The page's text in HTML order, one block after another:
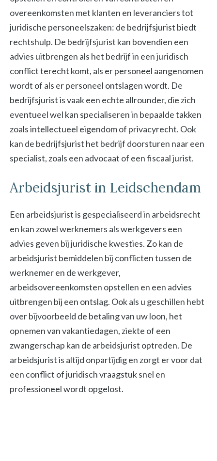
overeenkomsten met klanten en leveranciers tot
juridische personeelszaken: de bedrijfsjurist biedt
rechtshulp. De bedrijfsjurist kan bovendien een
advies uitbrengen als het bedrijf in een juridisch
conflict terecht komt, als er personeel aangenomen
wordt of als er personeel ontslagen wordt. De
bedrijfsjurist is vaak een echte allrounder, die zich
eventueel wel kan specialiseren in bepaalde takken
zoals intellectueel eigendom of privacyrecht. Ook
kan de bedrijfsjurist het bedrijf doorsturen naar een
specialist, zoals een advocaat of een fiscaal jurist.
Arbeidsjurist in Leidschendam
Een arbeidsjurist is gespecialiseerd in arbeidsrecht
en kan zowel werknemers als werkgevers een
advies geven bij juridische kwesties. Zo kan de
arbeidsjurist bemiddelen bij conflicten tussen de
werknemer en de werkgever,
arbeidsovereenkomsten opstellen en een advies
uitbrengen bij een ontslag. Ook als u geschillen hebt
over bijvoorbeeld de betaling van uw loon, het
opnemen van vakantiedagen, ziekte of een
zwangerschap kan de arbeidsjurist optreden. De
arbeidsjurist is altijd onpartijdig en zorgt er voor dat
een conflict of juridisch vraagstuk snel en
professioneel wordt opgelost.